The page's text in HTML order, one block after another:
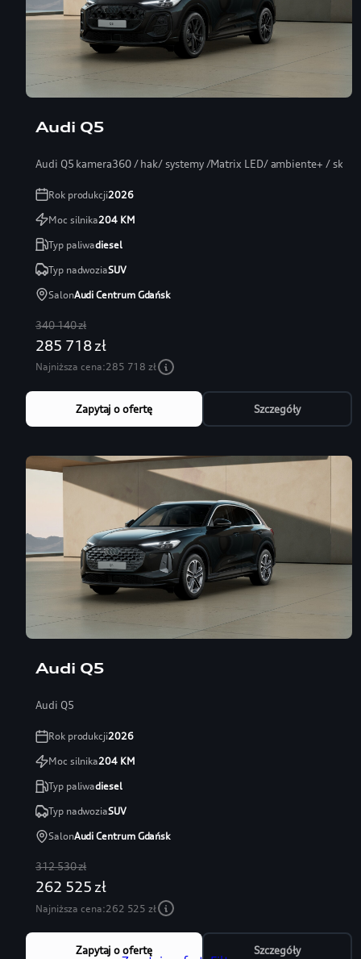
Audi Q5
Audi Q5 kamera360 / hak/ systemy /Matrix LED/ ambiente+ / skóra
Rok produkcji2026
Moc silnika204KM
Typ paliwadiesel
Typ nadwoziaSUV
SalonAudi Centrum Gdańsk
340 140 zł
285 718 zł
Najniższa cena:285 718 zł
Zapytaj o ofertę Szczegóły
Audi Q5
Audi Q5
Rok produkcji2026
Moc silnika204KM
Typ paliwadiesel
Typ nadwoziaSUV
SalonAudi Centrum Gdańsk
312 530 zł
262 525 zł
Najniższa cena:262 525 zł
Zapytaj o ofertę Szczegóły